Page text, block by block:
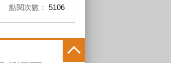
點閱次數： 5106